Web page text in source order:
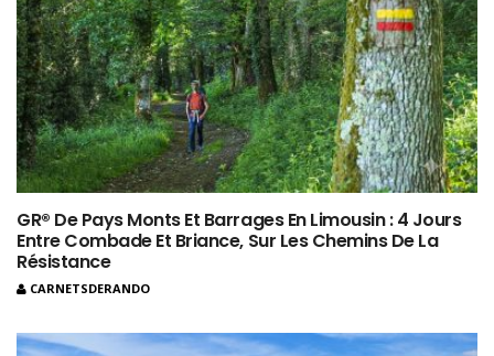
GR® De Pays Monts Et Barrages En Limousin : 4 Jours
Entre Combade Et Briance, Sur Les Chemins De La
Résistance
CARNETSDERANDO